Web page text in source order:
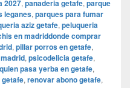
2027, panaderia getafe, parque
leganes, parques para fumar
aziz getafe, peluqueria
en madriddonde comprar
, pillar porros en getafe,
, psicodelicia getafe,
quien pasa yerba en getafe,
, renovar abono getafe,